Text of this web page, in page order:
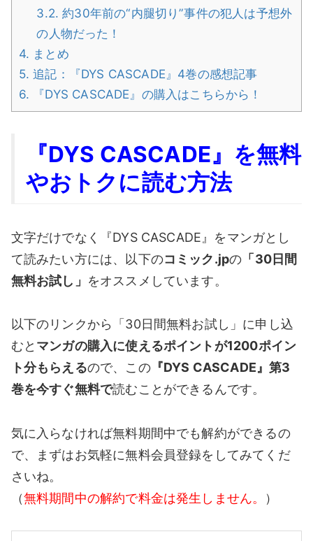
3.2. 約30年前の“内腿切り”事件の犯人は予想外
の人物だった！
4. まとめ
5. 追記：『DYS CASCADE』4巻の感想記事
6. 『DYS CASCADE』の購入はこちらから！
『DYS CASCADE』を無料
やおトクに読む方法
文字だけでなく『DYS CASCADE』をマンガとし
て読みたい方には、以下のコミック.jpの 「30日間
無料お試し」 をオススメしています。
以下のリンクから「30日間無料お試し」に申し込
むと マンガの購入に使えるポイントが1200ポイン
ト分もらえるので、この『DYS CASCADE』第3
巻を今すぐ無料で読むことができるんです。
気に入らなければ無料期間中でも解約ができるの
で、まずはお気軽に無料会員登録をしてみてくだ
さいね。
（無料期間中の解約で料金は発生しません。 ）